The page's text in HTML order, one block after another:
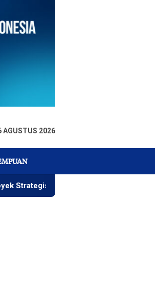
AGUSTUS 2026
Pomalaa